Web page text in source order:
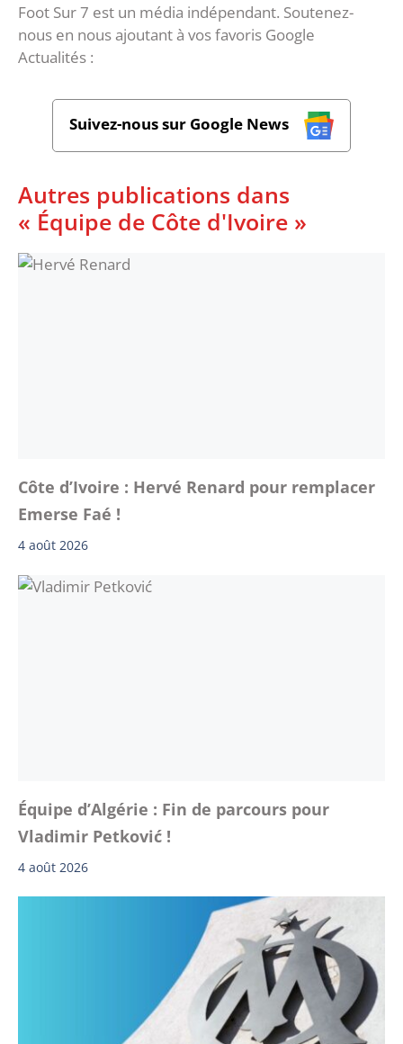
Foot Sur 7 est un média indépendant. Soutenez-
nous en nous ajoutant à vos favoris Google
Actualités :
Suivez-nous sur Google News
Autres publications dans
« Équipe de Côte d'Ivoire »
Côte d’Ivoire : Hervé Renard pour remplacer
Emerse Faé !
4 août 2026
Équipe d’Algérie : Fin de parcours pour
Vladimir Petković !
4 août 2026